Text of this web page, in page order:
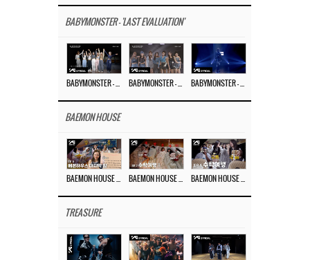
BABYMONSTER - 'LAST EVALUATION'
BAEMON HOUSE
TREASURE